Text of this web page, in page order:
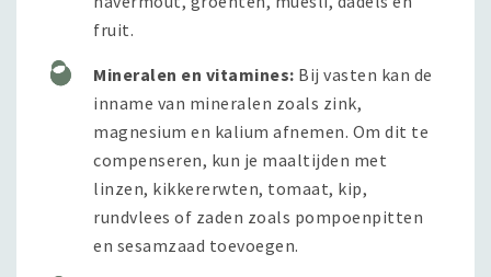
fruit.
Mineralen en vitamines: Bij vasten kan de
inname van mineralen zoals zink,
magnesium en kalium afnemen. Om dit te
compenseren, kun je maaltijden met
linzen, kikkererwten, tomaat, kip,
rundvlees of zaden zoals pompoenpitten
en sesamzaad toevoegen.